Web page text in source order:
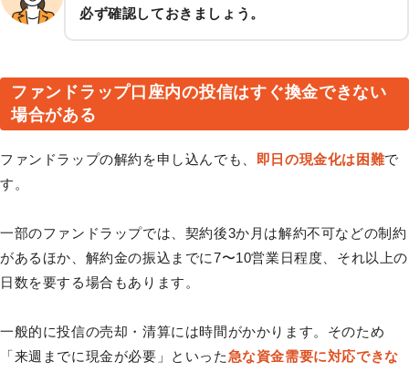
必ず確認しておきましょう。
ファンドラップ口座内の投信はすぐ換金できない
場合がある
ファンドラップの解約を申し込んでも、 即日の現金化は困難で
す。
一部のファンドラップでは、契約後3か月は解約不可などの制約
があるほか、解約金の振込までに7〜10営業日程度、それ以上の
日数を要する場合もあります。
一般的に投信の売却・清算には時間がかかります。そのため
「来週までに現金が必要」といった急な資金需要に対応できな